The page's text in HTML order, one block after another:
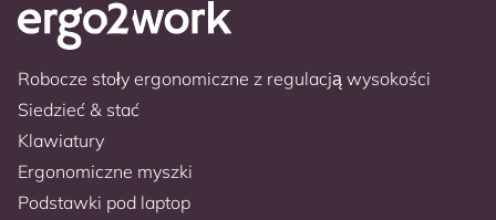
Robocze stoły ergonomiczne z regulacją wysokości
Siedzieć & stać
Klawiatury
Ergonomiczne myszki
Podstawki pod laptop